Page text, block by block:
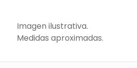
Imagen ilustrativa.
Medidas aproximadas.